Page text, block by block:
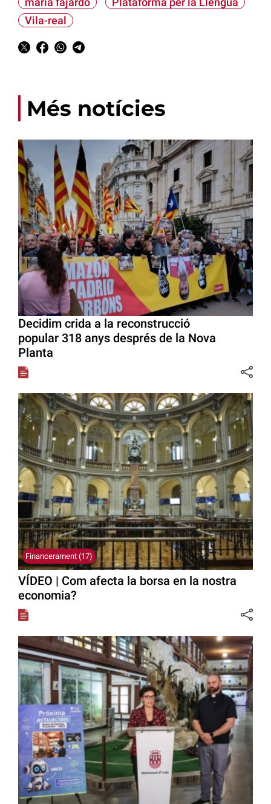
Vila-real
Més notícies
Decidim crida a la reconstrucció
popular 318 anys després de la Nova
Planta
Financerament (17)
VÍDEO | Com afecta la borsa en la nostra
economia?